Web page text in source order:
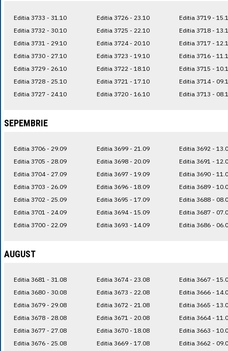
Editia 3733 - 31.10
Editia 3732 - 30.10
Editia 3731 - 29.10
Editia 3730 - 27.10
Editia 3729 - 26.10
Editia 3728 - 25.10
Editia 3727 - 24.10
Editia 3726 - 23.10
Editia 3725 - 22.10
Editia 3724 - 20.10
Editia 3723 - 19.10
Editia 3722 - 18.10
Editia 3721 - 17.10
Editia 3720 - 16.10
Editia 3719 -
Editia 3718 -
Editia 3717 -
Editia 3716 -
Editia 3715 -
Editia 3714 -
Editia 3713 -
SEPEMBRIE
Editia 3706 - 29.09
Editia 3705 - 28.09
Editia 3704 - 27.09
Editia 3703 - 26.09
Editia 3702 - 25.09
Editia 3701 - 24.09
Editia 3700 - 22.09
Editia 3699 - 21.09
Editia 3698 - 20.09
Editia 3697 - 19.09
Editia 3696 - 18.09
Editia 3695 - 17.09
Editia 3694 - 15.09
Editia 3693 - 14.09
Editia 3692 -
Editia 3691 -
Editia 3690 -
Editia 3689 -
Editia 3688 -
Editia 3687 -
Editia 3686 -
AUGUST
Editia 3681 - 31.08
Editia 3680 - 30.08
Editia 3679 - 29.08
Editia 3678 - 28.08
Editia 3677 - 27.08
Editia 3676 - 25.08
Editia 3674 - 23.08
Editia 3673 - 22.08
Editia 3672 - 21.08
Editia 3671 - 20.08
Editia 3670 - 18.08
Editia 3669 - 17.08
Editia 3667 -
Editia 3666 -
Editia 3665 -
Editia 3664 -
Editia 3663 -
Editia 3662 -